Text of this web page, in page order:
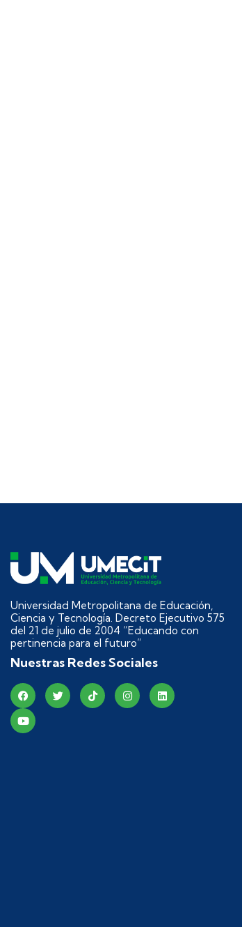
Universidad Metropolitana de Educación,
Ciencia y Tecnología. Decreto Ejecutivo 575
del 21 de julio de 2004 “Educando con
pertinencia para el futuro”
Nuestras Redes Sociales